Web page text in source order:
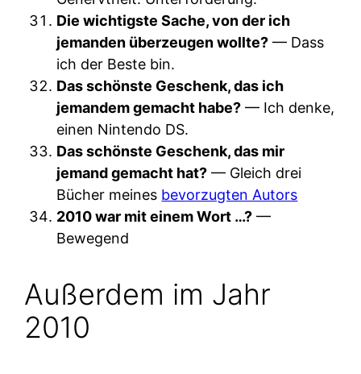
Die wichtigste Sache, von der ich
jemanden überzeugen wollte? — Dass
ich der Beste bin.
Das schönste Geschenk, das ich
jemandem gemacht habe? — Ich denke,
einen Nintendo DS.
Das schönste Geschenk, das mir
jemand gemacht hat? — Gleich drei
Bücher meines bevorzugten Autors
2010 war mit einem Wort …? —
Bewegend
Außerdem im Jahr
2010